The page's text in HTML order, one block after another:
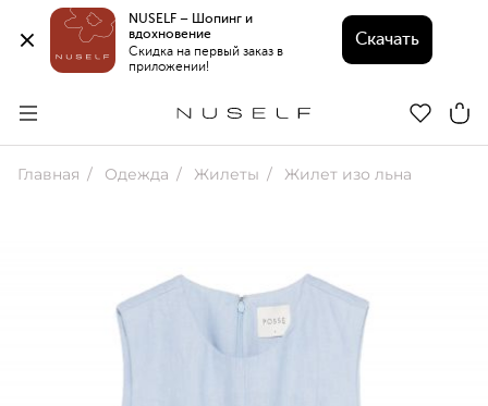
NUSELF – Шопинг и
вдохновение
Скидка на первый заказ в
приложении!
Скачать
Главная Одежда Жилеты Жилет изо льна